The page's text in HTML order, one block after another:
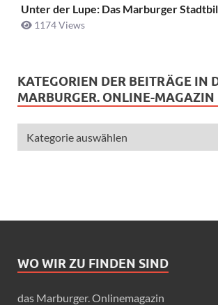
Unter der Lupe: Das Marburger
1174 Views
KATEGORIEN DER BEITRÄGE IN
MARBURGER. ONLINE-MAGAZIN
WO WIR ZU FINDEN SIND
das Marburger. Onlinemagazin